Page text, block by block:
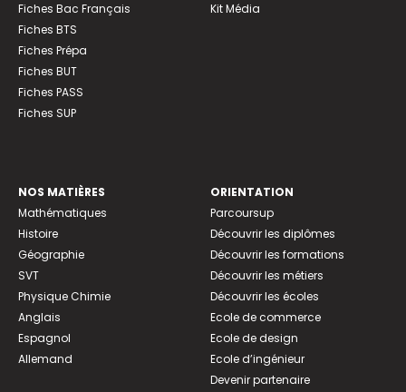
Fiches Bac Français
Fiches BTS
Fiches Prépa
Fiches BUT
Fiches PASS
Fiches SUP
Kit Média
NOS MATIÈRES
Mathématiques
Histoire
Géographie
SVT
Physique Chimie
Anglais
Espagnol
Allemand
ORIENTATION
Parcoursup
Découvrir les diplômes
Découvrir les formations
Découvrir les métiers
Découvrir les écoles
Ecole de commerce
Ecole de design
Ecole d’ingénieur
Devenir partenaire